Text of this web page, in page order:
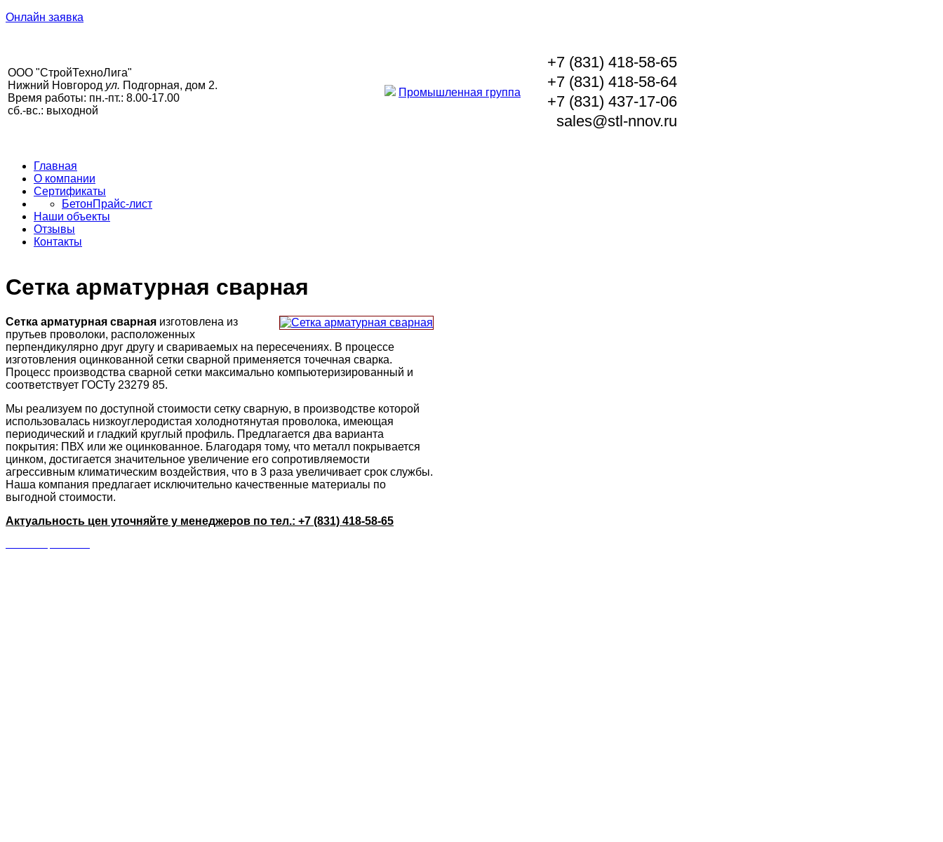
Онлайн заявка
ООО "СтройТехноЛига"
Нижний Новгород ул. Подгорная, дом 2.
Время работы: пн.-пт.: 8.00-17.00
сб.-вс.: выходной
Промышленная группа
+7 (831) 418-58-65
+7 (831) 418-58-64
+7 (831) 437-17-06
sales@stl-nnov.ru
Главная
О компании
Сертификаты
Прайс-лист
Бетон
Наши объекты
Отзывы
Контакты
Сетка арматурная сварная
Сетка арматурная сварная изготовлена из
прутьев проволоки, расположенных
перпендикулярно друг другу и свариваемых на пересечениях. В процессе
изготовления оцинкованной сетки сварной применяется точечная сварка.
Процесс производства сварной сетки максимально компьютеризированный и
соответствует ГОСТу 23279 85.
Мы реализуем по доступной стоимости сетку сварную, в производстве которой
использовалась низкоуглеродистая холоднотянутая проволока, имеющая
периодический и гладкий круглый профиль. Предлагается два варианта
покрытия: ПВХ или же оцинкованное. Благодаря тому, что металл покрывается
цинком, достигается значительное увеличение его сопротивляемости
агрессивным климатическим воздействия, что в 3 раза увеличивает срок службы.
Наша компания предлагает исключительно качественные материалы по
выгодной стоимости.
Актуальность цен уточняйте у менеджеров по тел.: +7 (831) 418-58-65